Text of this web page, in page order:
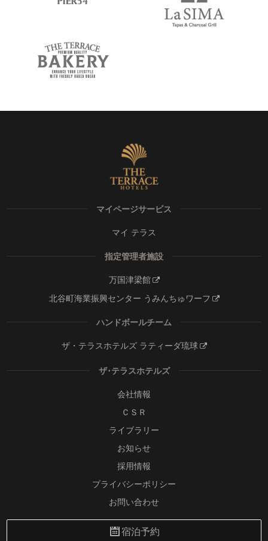
マイページサービス
マイ テラス
指定管理者施設
万国津梁館
北谷町海業振興センター うみんちゅワーフ
ハンドボールチーム
ザ・テラスホテルズ ラティーダ琉球
ザ･テラスホテルズ
会社情報
ＣＳＲ
ライブラリー
お知らせ
採用情報
プライバシーポリシー
お問い合わせ
宿泊予約